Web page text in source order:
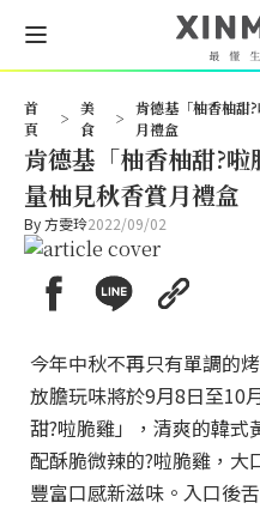
首
頁
>
美
食
>
肯德基「柚香柚甜
月禮盒
肯德基「柚香柚甜?
量柚見秋香賞月禮盒
By方雯玲2022/09/02
今年中秋不再只有單調的
放膽玩味將於9月8日至10
甜?啦脆雞」，清爽的韓式
配酥脆微辣的?啦脆雞，大
豐富口感新滋味。入口後